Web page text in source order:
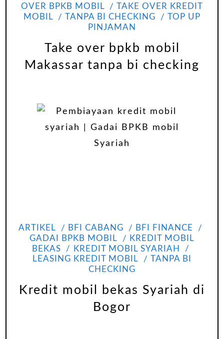
OVER BPKB MOBIL
TAKE OVER KREDIT
MOBIL
TANPA BI CHECKING
TOP UP
PINJAMAN
Take over bpkb mobil
Makassar tanpa bi checking
ARTIKEL BFI CABANG
BFI FINANCE
GADAI BPKB MOBIL
KREDIT MOBIL
BEKAS
KREDIT MOBIL SYARIAH
LEASING KREDIT MOBIL
TANPA BI
CHECKING
Kredit mobil bekas Syariah di
Bogor